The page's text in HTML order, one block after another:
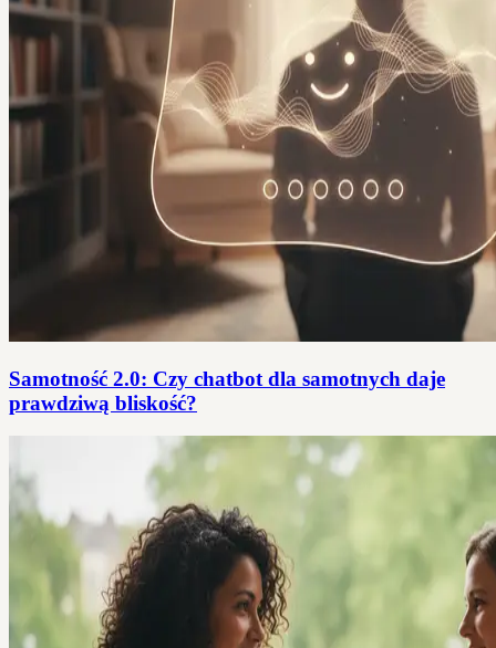
Samotność 2.0: Czy chatbot dla samotnych daje
prawdziwą bliskość?